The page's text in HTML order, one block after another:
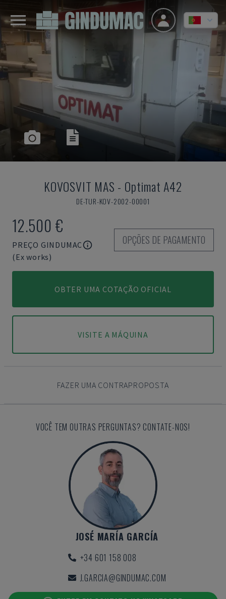
KOVOSVIT MAS - Optimat A42
DE-TUR-KOV-2002-00001
12.500 €
PREÇO GINDUMAC
(Ex works)
OPÇÕES DE PAGAMENTO
OBTER UMA COTAÇÃO OFICIAL
VISITE A MÁQUINA
FAZER UMA CONTRAPROPOSTA
VOCÊ TEM OUTRAS PERGUNTAS? CONTATE-NOS!
JOSÉ MARÍA GARCÍA
+34 601 158 008
J.GARCIA@GINDUMAC.COM